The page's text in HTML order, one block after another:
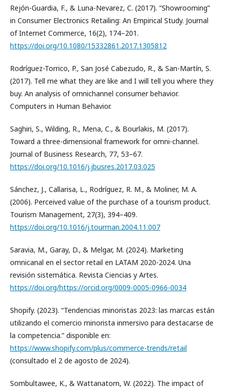
Rejón-Guardia, F., & Luna-Nevarez, C. (2017). “Showrooming”
in Consumer Electronics Retailing: An Empirical Study. Journal
of Internet Commerce, 16(2), 174–201.
https://doi.org/10.1080/15332861.2017.1305812
Rodríguez-Torrico, P., San José Cabezudo, R., & San-Martín, S.
(2017). Tell me what they are like and I will tell you where they
buy. An analysis of omnichannel consumer behavior.
Computers in Human Behavior.
Saghiri, S., Wilding, R., Mena, C., & Bourlakis, M. (2017).
Toward a three-dimensional framework for omni-channel.
Journal of Business Research, 77, 53–67.
https://doi.org/10.1016/j.jbusres.2017.03.025
Sánchez, J., Callarisa, L., Rodríguez, R. M., & Moliner, M. A.
(2006). Perceived value of the purchase of a tourism product.
Tourism Management, 27(3), 394–409.
https://doi.org/10.1016/j.tourman.2004.11.007
Saravia, M., Garay, D., & Melgar, M. (2024). Marketing
omnicanal en el sector retail en LATAM 2020-2024. Una
revisión sistemática. Revista Ciencias y Artes.
https://doi.org/https://orcid.org/0009-0005-0966-0034
Shopify. (2023). “Tendencias minoristas 2023: las marcas están
utilizando el comercio minorista inmersivo para destacarse de
la competencia.” disponible en:
https://www.shopify.com/plus/commerce-trends/retail
(consultado el 2 de agosto de 2024).
Sombultawee, K., & Wattanatorn, W. (2022). The impact of